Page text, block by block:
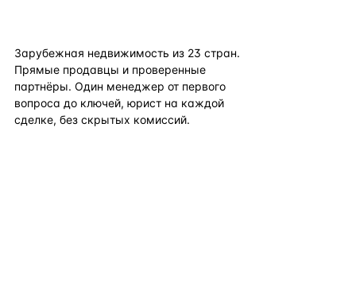
Зарубежная недвижимость из 23 стран.
Прямые продавцы и проверенные
партнёры. Один менеджер от первого
вопроса до ключей, юрист на каждой
сделке, без скрытых комиссий.